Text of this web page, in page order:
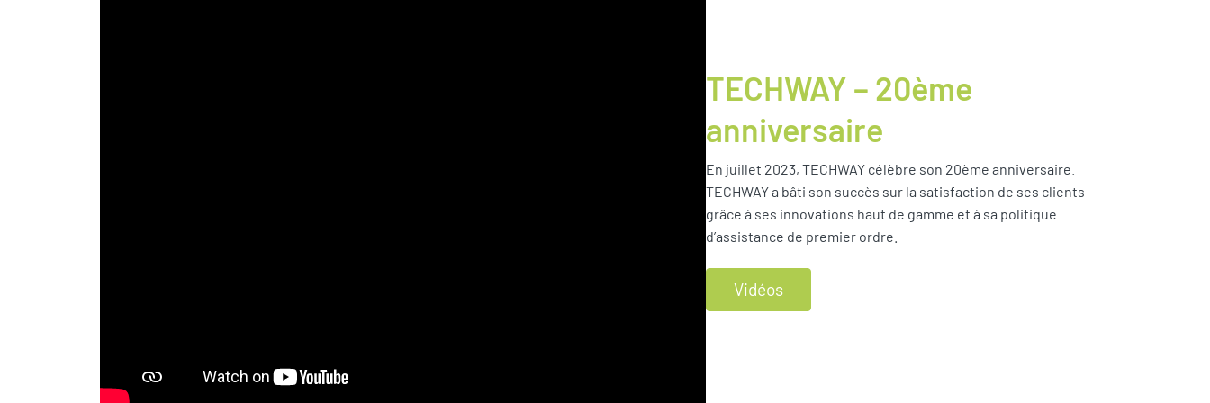
TECHWAY – 20ème
anniversaire
En juillet 2023, TECHWAY célèbre son 20ème anniversaire.
TECHWAY a bâti son succès sur la satisfaction de ses clients
grâce à ses innovations haut de gamme et à sa politique
d’assistance de premier ordre.
Vidéos